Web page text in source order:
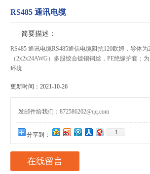
RS485 通讯电缆
简要描述：
RS485 通讯电缆RS485通信电缆阻抗120欧姆，导体为
（2x2x24AWG）多股绞合镀锡铜丝，PE绝缘护套；
环境
更新时间：2021-10-26
发邮件给我们：872586202@qq.com
分享到： 1
在线留言